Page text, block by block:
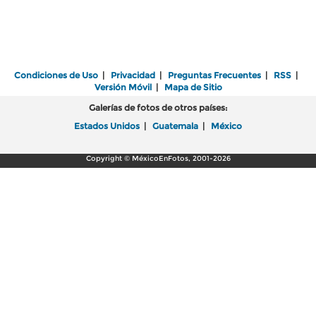
Condiciones de Uso | Privacidad | Preguntas Frecuentes | RSS |
Versión Móvil| Mapa de Sitio
Galerías de fotos de otros países:
Estados Unidos | Guatemala | México
Copyright © MéxicoEnFotos, 2001-2026